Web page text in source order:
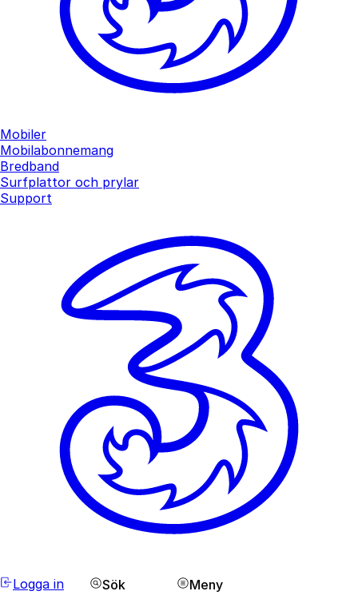
Mobiler
Mobilabonnemang
Bredband
Surfplattor och prylar
Support
Logga in Sök Meny